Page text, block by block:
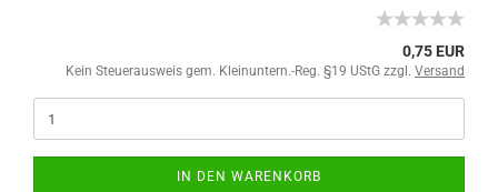
0,75 EUR
Kein Steuerausweis gem. Kleinuntern.-Reg. §19 UStG zzgl. Versand
IN DEN WARENKORB